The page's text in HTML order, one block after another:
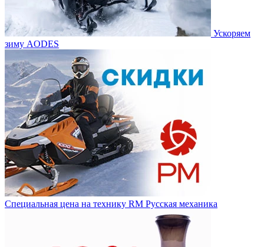
Ускоряем
зиму AODES
Специальная цена на технику RM Русская механика